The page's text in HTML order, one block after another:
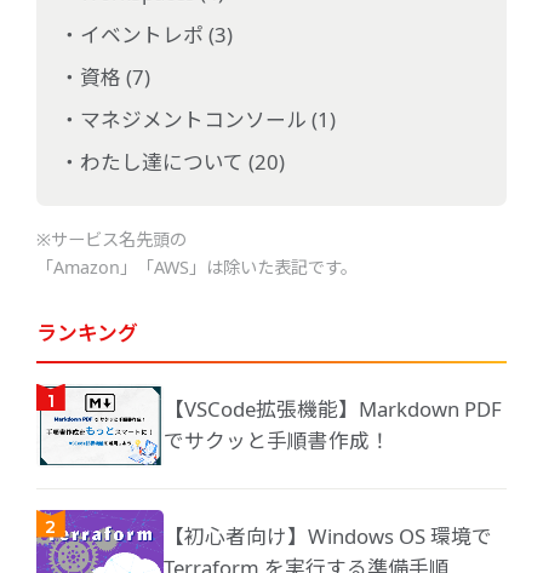
イベントレポ (3)
資格 (7)
マネジメントコンソール (1)
わたし達について (20)
※サービス名先頭の
「Amazon」「AWS」は除いた表記です。
ランキング
【VSCode拡張機能】Markdown PDF
でサクッと手順書作成！
【初心者向け】Windows OS 環境で